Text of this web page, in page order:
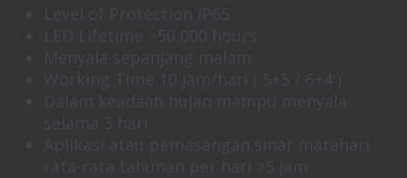
Level of Protection IP65
LED Lifetime >50,000 hours
Menyala sepanjang malam
Working Time 10 jam/hari ( 5+5 / 6+4 )
Dalam keadaan hujan mampu menyala
selama 3 hari
Aplikasi atau pemasangan sinar matahari
rata-rata tahunan per hari >5 jam